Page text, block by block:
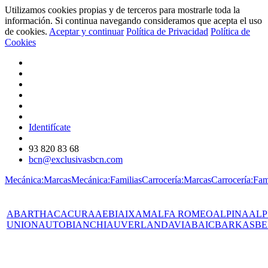
Utilizamos cookies propias y de terceros para mostrarle toda la
información. Si continua navegando consideramos que acepta el uso
de cookies. Aceptar y continuar Política de Privacidad Política de
Cookies
Identifícate
93 820 83 68
bcn@exclusivasbcn.com
Mecánica:MarcasMecánica:FamiliasCarrocería:Marcas
ABARTHACACURAAEBIAIXAMALFA ROMEOALPINA
UNIONAUTOBIANCHIAUVERLANDAVIABAICBARKAS